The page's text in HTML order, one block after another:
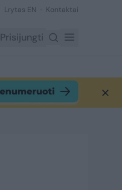
Lrytas EN Kontaktai
Prisijungti